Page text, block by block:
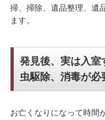
掃、掃除、遺品整理、遺
ます。
発見後、実は入室
虫駆除、消毒が必
お亡くなりになって時間